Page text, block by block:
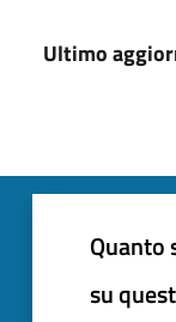
Ultimo
Quanto
su